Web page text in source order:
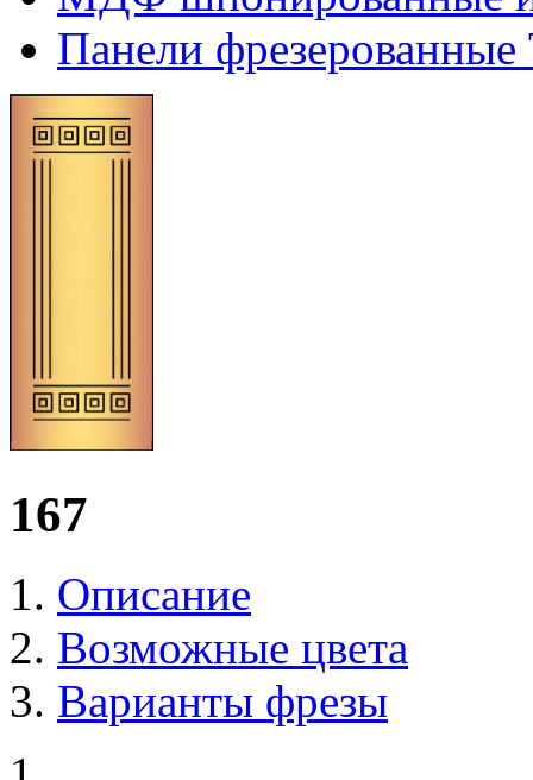
Панели
167
Описание
Возможные цвета
Варианты фрезы